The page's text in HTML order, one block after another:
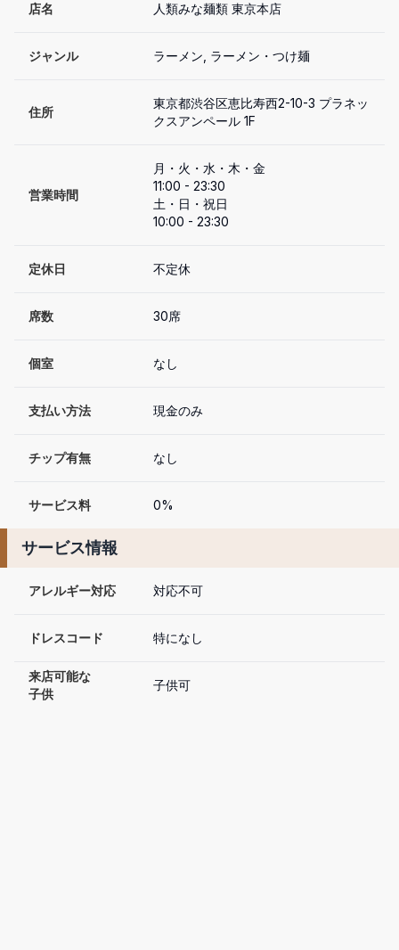
店名 人類みな麺類 東京本店
ジャンル ラーメン, ラーメン・つけ麺
住所
東京都渋谷区恵比寿西2-10-3 プラネッ
クスアンペール 1F
営業時間
月・火・水・木・金
11:00 - 23:30
土・日・祝日
10:00 - 23:30
定休日 不定休
席数 30席
個室 なし
支払い方法 現金のみ
チップ有無 なし
サービス料 0%
サービス情報
アレルギー対応 対応不可
ドレスコード 特になし
来店可能な
子供
子供可